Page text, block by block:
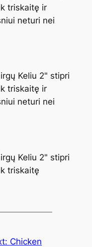
triskaitę ir
neturi nei
Keliu 2" stipri
triskaitę ir
neturi nei
Keliu 2" stipri
triskaitę
Chicken